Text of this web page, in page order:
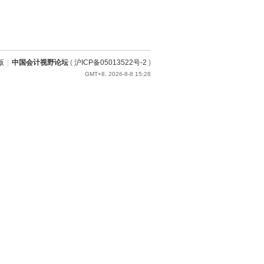
中国会计视野论坛 ( 沪ICP备05013522号-2 )
GMT+8, 2026-8-8 15:28